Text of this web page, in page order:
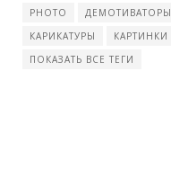
PHOTO ДЕМОТИВАТОРЫ
КАРИКАТУРЫ
КАРТИНКИ
ПОКАЗАТЬ ВСЕ ТЕГИ